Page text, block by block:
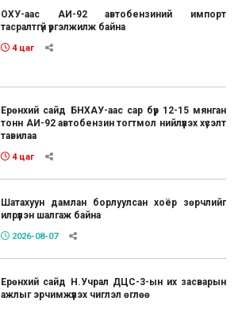
ОХУ-аас АИ-92 автобензиний импорт
тасралтгүй үргэлжилж байна
4 цаг
Ерөнхий сайд БНХАУ-аас сар бүр 12-15 мянган
тонн АИ-92 автобензин тогтмол нийлүүлэх хүсэлт
тавилаа
4 цаг
Шатахуун дамлан борлуулсан хоёр зөрчлийг
илрүүлэн шалгаж байна
2026-08-07
Ерөнхий сайд Н.Учрал ДЦС-3-ын их засварын
ажлыг эрчимжүүлэх чиглэл өглөө